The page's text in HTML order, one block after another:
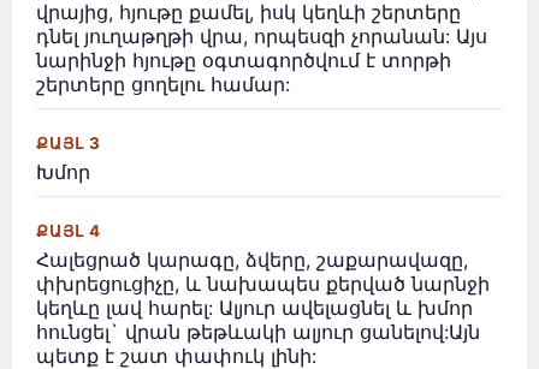
վրայից, հյութը քամել, իսկ կեղևի շերտերը
դնել յուղաթղթի վրա, որպեսզի չորանան: Այս
նարինջի հյութը օգտագործվում է տորթի
շերտերը ցողելու համար:
ՔԱՅԼ 3
Խմոր
ՔԱՅԼ 4
Հալեցրած կարագը, ձվերը, շաքարավազը,
փխրեցուցիչը, և նախապես քերված նարնջի
կեղևը լավ հարել: Ալյուր ավելացնել և խմոր
հունցել` վրան թեթևակի ալյուր ցանելով:Այն
պետք է շատ փափուկ լինի: